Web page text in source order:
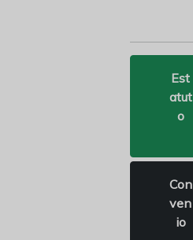
Est
atut
o
Con
ven
io